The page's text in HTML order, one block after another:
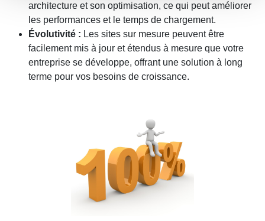
architecture et son optimisation, ce qui peut améliorer
les performances et le temps de chargement.
Évolutivité : Les sites sur mesure peuvent être
facilement mis à jour et étendus à mesure que votre
entreprise se développe, offrant une solution à long
terme pour vos besoins de croissance.